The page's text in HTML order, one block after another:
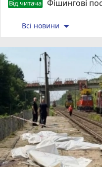
Від читача Фішингові
Всі новини